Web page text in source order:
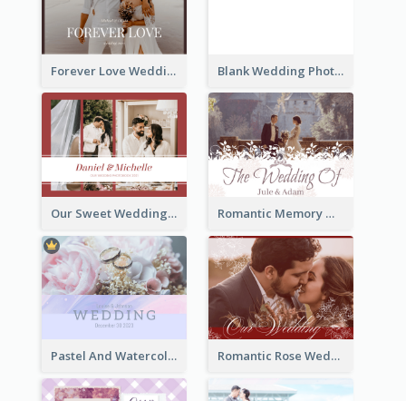
Forever Love Wedding Photo Book Blank Wedding Photo Book
Our Sweet Wedding Photo Book Romantic Memory Wedding Photo Book
Pastel And Watercolor Wedding Photo Book Romantic Rose Wedding Photo Book